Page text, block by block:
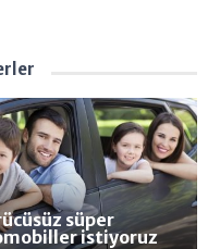
süper
istiyoruz